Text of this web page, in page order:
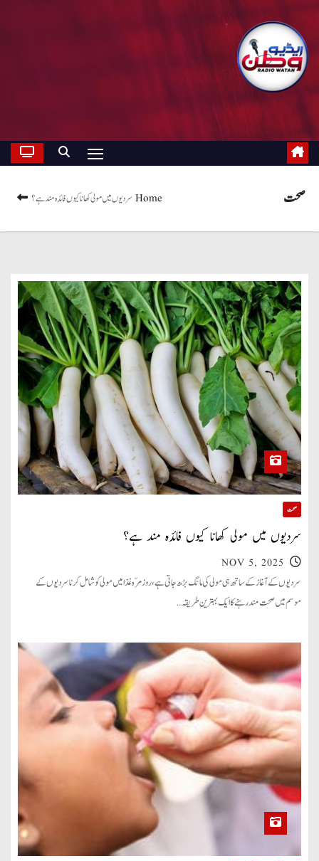
صحت Homeسردیوں میں مولی کھانا کیوں فائدہ مند ہے؟
صحت
سردیوں میں مولی کھانا کیوں فائدہ مند ہے؟
NOV 5, 2025
سردیوں کے آغاز کے ساتھ ہی مولی کی مانگ بڑھ جاتی ہے، روزمرّہ غذا میں مولی کو شامل کرنا سردیوں کے
موسم میں صحت مند رہنے کا ایک بہترین طریقہ…